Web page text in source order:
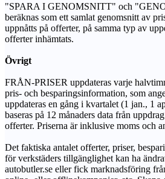
"SPARA I GENOMSNITT" och
beräknas som ett samlat genomsnitt av
uppnåtts på offerter, på samma typ av
offerter inhämtats.
Övrigt
FRÅN-PRISER uppdateras varje
pris- och besparingsinformation, som
uppdateras en gång i kvartalet (1 jan., 1
baseras på 12 månaders data från
offerter. Priserna är inklusive moms och
Det faktiska antalet offerter, priser,
för verkstäders tillgänglighet kan ha
autobutler.se eller fick marknadsföring